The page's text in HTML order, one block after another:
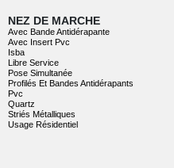
NEZ DE MARCHE
Avec Bande Antidérapante
Avec Insert Pvc
Isba
Libre Service
Pose Simultanée
Profilés Et Bandes Antidérapants
Pvc
Quartz
Striés Métalliques
Usage Résidentiel